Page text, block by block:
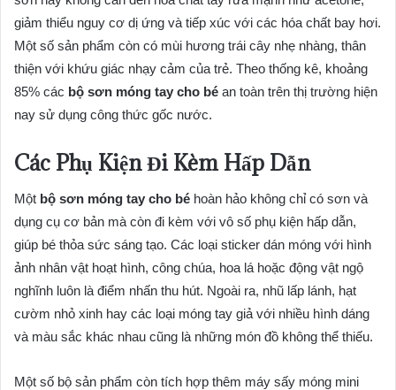
giảm thiểu nguy cơ dị ứng và tiếp xúc với các hóa chất bay hơi.
Một số sản phẩm còn có mùi hương trái cây nhẹ nhàng, thân
thiện với khứu giác nhạy cảm của trẻ. Theo thống kê, khoảng
85% các bộ sơn móng tay cho bé an toàn trên thị trường hiện
nay sử dụng công thức gốc nước.
Các Phụ Kiện Đi Kèm Hấp Dẫn
Một bộ sơn móng tay cho bé hoàn hảo không chỉ có sơn và
dụng cụ cơ bản mà còn đi kèm với vô số phụ kiện hấp dẫn,
giúp bé thỏa sức sáng tạo. Các loại sticker dán móng với hình
ảnh nhân vật hoạt hình, công chúa, hoa lá hoặc động vật ngộ
nghĩnh luôn là điểm nhấn thu hút. Ngoài ra, nhũ lấp lánh, hạt
cườm nhỏ xinh hay các loại móng tay giả với nhiều hình dáng
và màu sắc khác nhau cũng là những món đồ không thể thiếu.
Một số bộ sản phẩm còn tích hợp thêm máy sấy móng mini